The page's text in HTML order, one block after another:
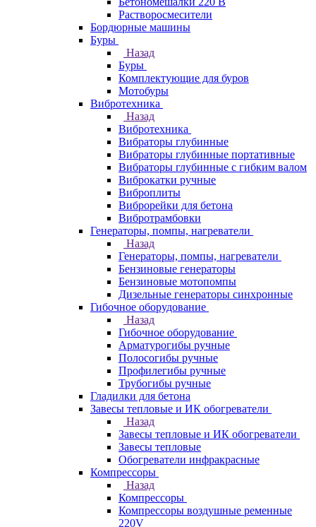
Растворосмесители
Бордюрные машины
Буры
Назад
Буры
Комплектующие для буров
Мотобуры
Вибротехника
Назад
Вибротехника
Вибраторы глубинные
Вибраторы глубинные портативные
Вибраторы глубинные с гибким валом
Виброкатки ручные
Виброплиты
Виброрейки для бетона
Вибротрамбовки
Генераторы, помпы, нагреватели
Назад
Генераторы, помпы, нагреватели
Бензиновые генераторы
Бензиновые мотопомпы
Дизельные генераторы синхронные
Гибочное оборудование
Назад
Гибочное оборудование
Арматурогибы ручные
Полосогибы ручные
Профилегибы ручные
Трубогибы ручные
Гладилки для бетона
Завесы тепловые и ИК обогреватели
Назад
Завесы тепловые и ИК обогреватели
Завесы тепловые
Обогреватели инфракрасные
Компрессоры
Назад
Компрессоры
Компрессоры воздушные ременные
220V